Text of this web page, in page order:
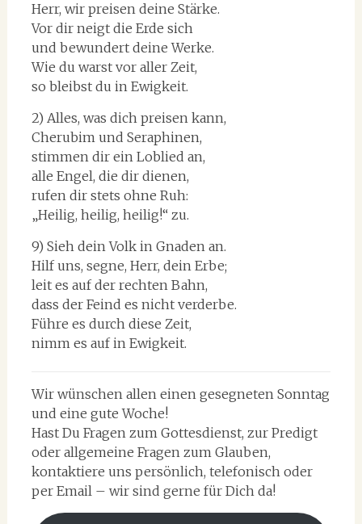
Herr, wir preisen deine Stärke.
Vor dir neigt die Erde sich
und bewundert deine Werke.
Wie du warst vor aller Zeit,
so bleibst du in Ewigkeit.
2) Alles, was dich preisen kann,
Cherubim und Seraphinen,
stimmen dir ein Loblied an,
alle Engel, die dir dienen,
rufen dir stets ohne Ruh:
„Heilig, heilig, heilig!“ zu.
9) Sieh dein Volk in Gnaden an.
Hilf uns, segne, Herr, dein Erbe;
leit es auf der rechten Bahn,
dass der Feind es nicht verderbe.
Führe es durch diese Zeit,
nimm es auf in Ewigkeit.
Wir wünschen allen einen gesegneten Sonntag
und eine gute Woche!
Hast Du Fragen zum Gottesdienst, zur Predigt
oder allgemeine Fragen zum Glauben,
kontaktiere uns persönlich, telefonisch oder
per Email – wir sind gerne für Dich da!